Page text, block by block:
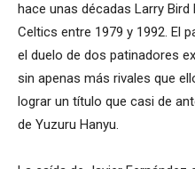
hace unas décadas Larry
Celtics entre 1979 y 1992. El
el duelo de dos patinadores
sin apenas más rivales que
lograr un título que casi de
de Yuzuru Hanyu.